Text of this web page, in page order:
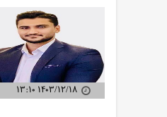
۱۴۰۳/۱۲/۱۸ ۱۳:۱۰